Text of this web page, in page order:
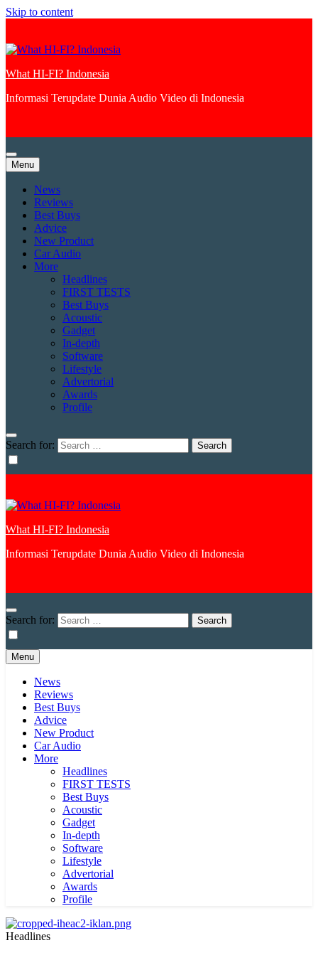
Skip to content
What HI-FI? Indonesia
Informasi Terupdate Dunia Audio Video di Indonesia
Menu
News
Reviews
Best Buys
Advice
New Product
Car Audio
More
Headlines
FIRST TESTS
Best Buys
Acoustic
Gadget
In-depth
Software
Lifestyle
Advertorial
Awards
Profile
Search for:
What HI-FI? Indonesia
Informasi Terupdate Dunia Audio Video di Indonesia
Search for:
Menu
News
Reviews
Best Buys
Advice
New Product
Car Audio
More
Headlines
FIRST TESTS
Best Buys
Acoustic
Gadget
In-depth
Software
Lifestyle
Advertorial
Awards
Profile
Headlines